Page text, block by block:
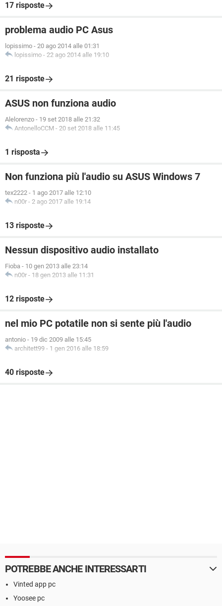
17 risposte
problema audio PC Asus
lopissimo - 20 ago 2014 alle 01:31
lopissimo - 22 ago 2014 alle 19:10
21 risposte
ASUS non funziona audio
Alelorenzo - 19 set 2018 alle 21:32
AntonelloCCM - 20 set 2018 alle 11:45
1 risposta
Non funziona più l'audio su ASUS Windows 7
tex2222 - 1 ago 2017 alle 12:10
n00r - 2 ago 2017 alle 19:14
13 risposte
Nessun dispositivo audio installato
Fioba - 10 gen 2013 alle 23:14
n00r - 18 gen 2013 alle 11:31
12 risposte
nel mio PC potatile non si sente più l'audio
antonio - 19 dic 2009 alle 15:45
architett99 - 1 gen 2016 alle 18:59
40 risposte
POTREBBE ANCHE INTERESSARTI
Vinted app pc
Yoosee pc